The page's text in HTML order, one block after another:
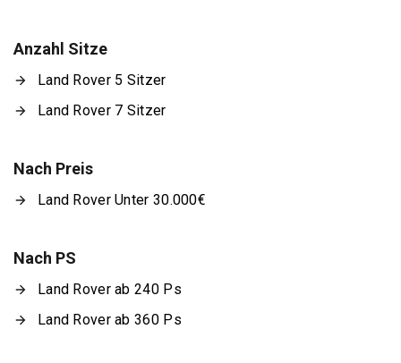
Anzahl Sitze
Land Rover 5 Sitzer
Land Rover 7 Sitzer
Nach Preis
Land Rover Unter 30.000€
Nach PS
Land Rover ab 240 Ps
Land Rover ab 360 Ps